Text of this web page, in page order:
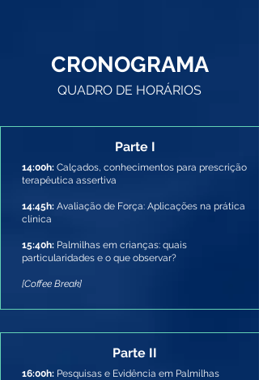
CRONOGRAMA
QUADRO DE HORÁRIOS
Parte I
14:00h:Calçados, conhecimentos para prescrição
terapêutica assertiva
14:45h:Avaliação de Força: Aplicações na prática
clínica
15:40h: Palmilhas em crianças: quais
particularidades e o que observar?
[Coffee Break]
Parte II
16:00h:Pesquisas e Evidência em Palmilhas